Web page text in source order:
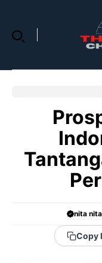
content
nita nita
Copy